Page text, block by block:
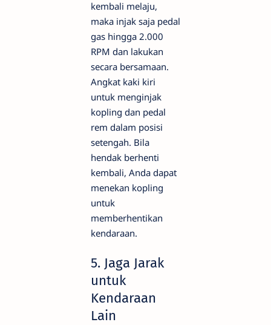
kembali melaju,
maka injak saja pedal
gas hingga 2.000
RPM dan lakukan
secara bersamaan.
Angkat kaki kiri
untuk menginjak
kopling dan pedal
rem dalam posisi
setengah. Bila
hendak berhenti
kembali, Anda dapat
menekan kopling
untuk
memberhentikan
kendaraan.
5. Jaga Jarak
untuk
Kendaraan
Lain